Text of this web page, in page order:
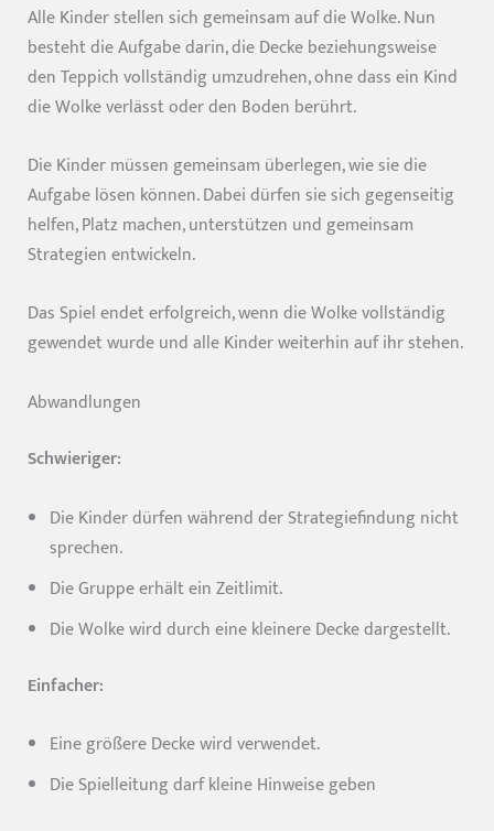
Alle Kinder stellen sich gemeinsam auf die Wolke. Nun
besteht die Aufgabe darin, die Decke beziehungsweise
den Teppich vollständig umzudrehen, ohne dass ein Kind
die Wolke verlässt oder den Boden berührt.
Die Kinder müssen gemeinsam überlegen, wie sie die
Aufgabe lösen können. Dabei dürfen sie sich gegenseitig
helfen, Platz machen, unterstützen und gemeinsam
Strategien entwickeln.
Das Spiel endet erfolgreich, wenn die Wolke vollständig
gewendet wurde und alle Kinder weiterhin auf ihr stehen.
Abwandlungen
Schwieriger:
Die Kinder dürfen während der Strategiefindung nicht
sprechen.
Die Gruppe erhält ein Zeitlimit.
Die Wolke wird durch eine kleinere Decke dargestellt.
Einfacher:
Eine größere Decke wird verwendet.
Die Spielleitung darf kleine Hinweise geben